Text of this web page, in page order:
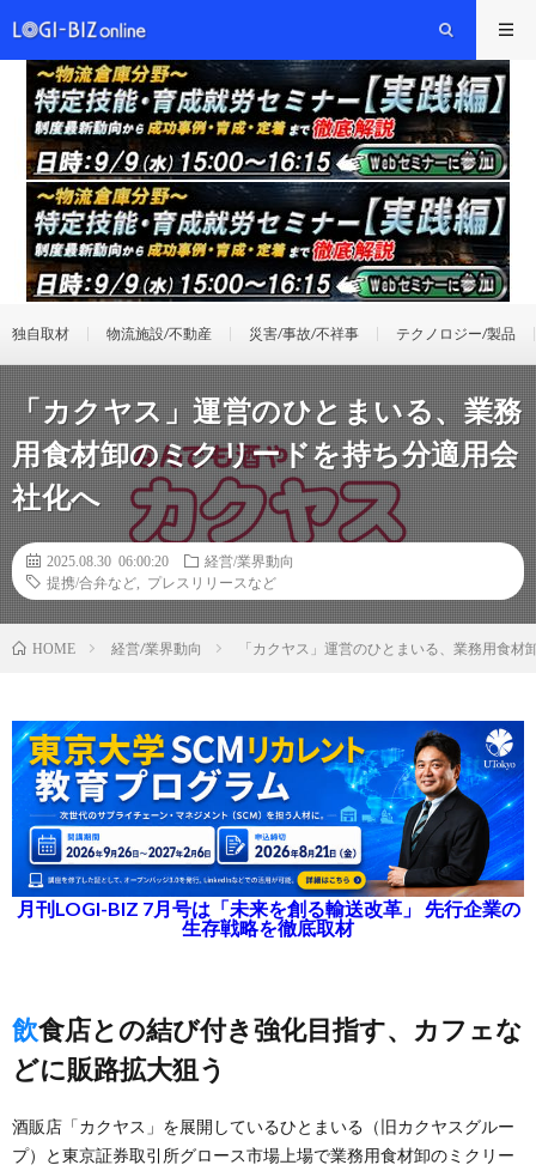
独自取材 物流施設/不動産 災害/事故/不祥事 テクノロジー/製品
「カクヤス」運営のひとまいる、業務
用食材卸のミクリードを持ち分適用会
社化へ
2025.08.30 06:00:20
経営/業界動向
提携/合弁など
プレスリリースなど
HOME 経営/業界動向 「カクヤス」運営のひとまいる、業務用食
月刊LOGI-BIZ 7月号は「未来を創る輸送改革」 先行企業の
生存戦略を徹底取材
飲食店との結び付き強化目指す、カフェな
どに販路拡大狙う
酒販店「カクヤス」を展開しているひとまいる（旧カクヤスグルー
プ）と東京証券取引所グロース市場上場で業務用食材卸のミクリー